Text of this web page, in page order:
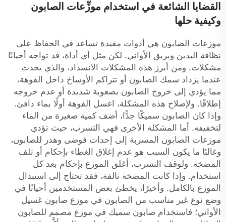
القضايا الشائعة في استخدام موزِّعات الصابون
وكيفية حلها
موزعات الصابون هي أدوات مفيدة تساعد في الحفاظ على
نظافة اليدين وبريق الأواني. لكن مثل أي أداة، قد تواجه أحيانًا
مشكلات. ومن أبرز هذه المشكلات الانسداد، والذي يحدث
عندما يزداد سمك الصابون أو تتراكم الأوساخ داخل الفوهة،
مما يؤدي إلى خروج الصابون بصعوبة شديدة أو عدم خروجه
إطلاقًا. ولإصلاح هذه المشكلة، اغسل الفوهة أولًا بماء دافئ.
وإذا كان الصابون سميكًا جدًّا، أضف كمية صغيرة من الماء
لتخفيفه. أما المشكلة الأخرى فهي التسرب، حيث تؤدي
موزعات الصابون المسربة إلى إحداث فوضى وهدر للصابون،
وغالبًا ما يكون السبب هو عدم إغلاق الغطاء بإحكام أو تلف
المضخة. ولوقف التسرب، أغلق الموزع بإحكام بعد كل
استخدام. وإذا كانت المضخة تالفة، فقد تحتاج إلى استبدال
الموزع بالكامل. وأخيرًا، يخطئ بعض المستخدمين أحيانًا في
وضع نوع غير مناسب من الصابون في موزع صابون غسيل
الأواني؛ فاستخدام صابون سميك في موزع مصمم للصابون